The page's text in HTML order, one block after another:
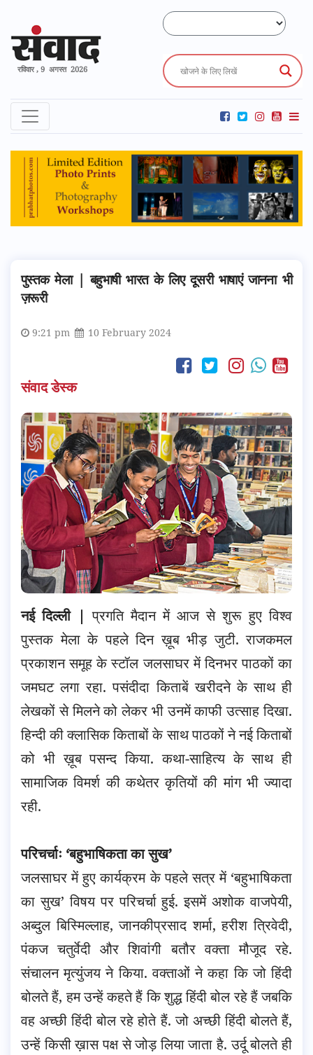
रविवार , 9 अगस्त 2026
पुस्तक मेला | बहुभाषी भारत के लिए दूसरी भाषाएं जानना भी
ज़रूरी
9:21 pm 10 February 2024
संवाद डेस्क
नई दिल्ली | प्रगति मैदान में आज से शुरू हुए विश्व
पुस्तक मेला के पहले दिन ख़ूब भीड़ जुटी. राजकमल
प्रकाशन समूह के स्टॉल जलसाघर में दिनभर पाठकों का
जमघट लगा रहा. पसंदीदा किताबें खरीदने के साथ ही
लेखकों से मिलने को लेकर भी उनमें काफीउत्साह दिखा.
हिन्दी की क्लासिक किताबों के साथ पाठकों ने नई किताबों
को भी ख़ूब पसन्द किया. कथा-साहित्य के साथ ही
सामाजिक विमर्श की कथेतर कृतियों की मांग भी ज्यादा
रही.
परिचर्चाः ‘बहुभाषिकता का सुख’
जलसाघर में हुए कार्यक्रम के पहले सत्र में ‘बहुभाषिकता
का सुख’ विषय पर परिचर्चा हुई. इसमें अशोक वाजपेयी,
अब्दुल बिस्मिल्लाह, जानकीप्रसाद शर्मा, हरीश त्रिवेदी,
पंकज चतुर्वेदी और शिवांगी बतौर वक्ता मौजूद रहे.
संचालन मृत्युंजय ने किया. वक्ताओं ने कहा कि जो हिंदी
बोलते हैं, हम उन्हें कहते हैं कि शुद्ध हिंदी बोल रहे हैं जबकि
वह अच्छी हिंदी बोल रहे होते हैं. जो अच्छी हिंदी बोलते हैं,
उन्हें किसी ख़ास पक्ष से जोड़ लिया जाता है. उर्दू बोलते ही